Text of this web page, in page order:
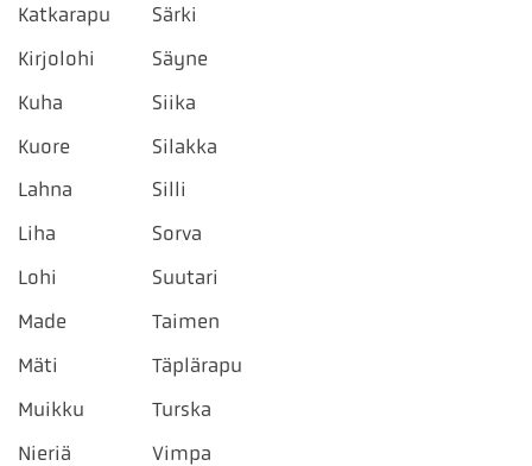
Katkarapu
Kirjolohi
Kuha
Kuore
Lahna
Liha
Lohi
Made
Mäti
Muikku
Nieriä
Särki
Säyne
Siika
Silakka
Silli
Sorva
Suutari
Taimen
Täplärapu
Turska
Vimpa